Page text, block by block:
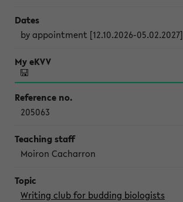
by appointment [12.10.2026-05.02.2027]
205063
Moiron Cacharron
Writing club for budding biologists